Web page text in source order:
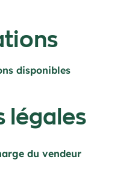
disponibles
légales
du vendeur